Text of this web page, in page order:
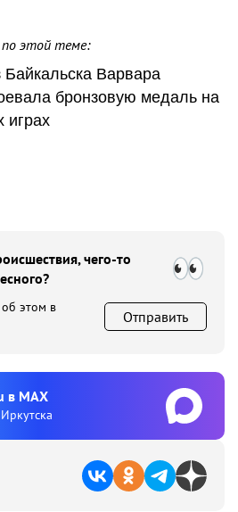
этой теме:
Варвара
бронзовую медаль на
играх
чего-то
этом в
Отправить
в MAX